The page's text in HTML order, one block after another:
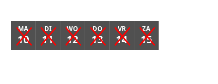
MA
10
DI
11
WO
12
DO
13
VR
14
ZA
15